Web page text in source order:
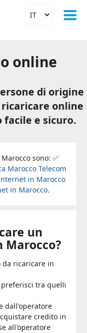
online
di origine
online
e sicuro.
sono: ✅
Marocco Telecom
in Marocco
in Marocco.
un
ricaricare in
tra quelli
dall'operatore
credito in
all'operatore